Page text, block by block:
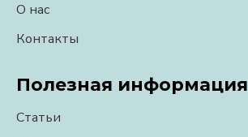
О нас
Контакты
Полезная информация
Статьи